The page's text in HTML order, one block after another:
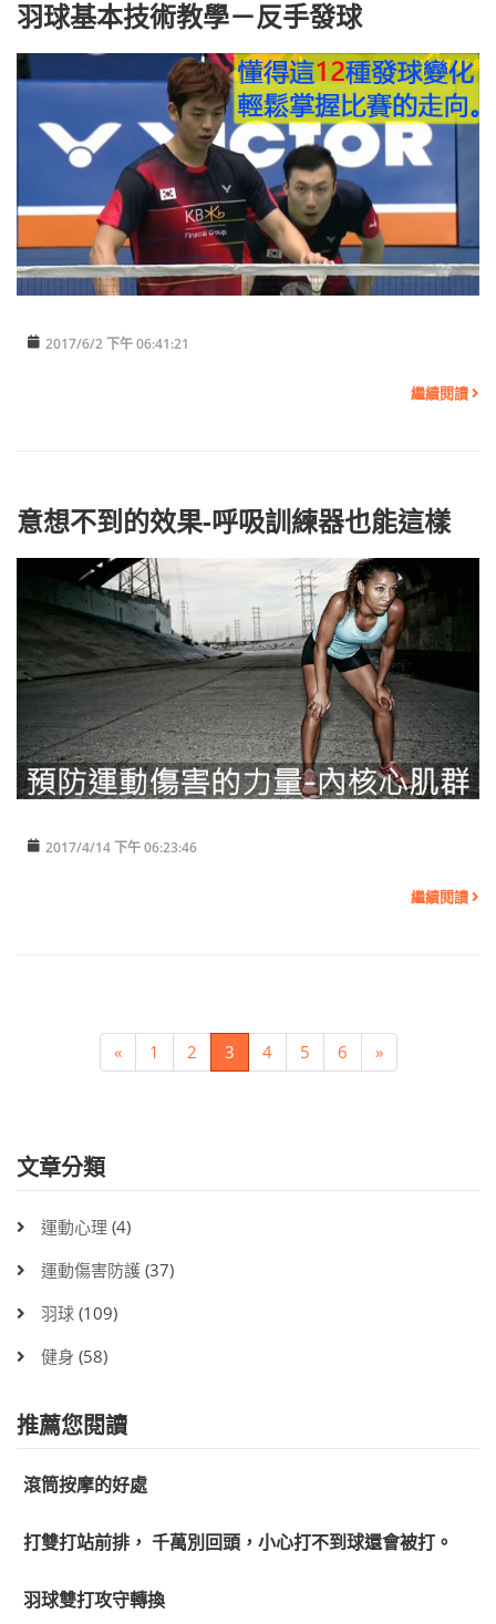
羽球基本技術教學－反手發球
2017/6/2 下午 06:41:21
繼續閱讀
意想不到的效果-呼吸訓練器也能這樣
2017/4/14 下午 06:23:46
繼續閱讀
« 1 2 3 4 5 6 »
文章分類
運動心理 (4)
運動傷害防護 (37)
羽球 (109)
健身 (58)
推薦您閱讀
滾筒按摩的好處
打雙打站前排， 千萬別回頭，小心打不到球還會被打。
羽球雙打攻守轉換